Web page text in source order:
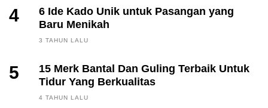
4
6 Ide Kado Unik untuk Pasangan yang
Baru Menikah
3 TAHUN LALU
5
15 Merk Bantal Dan Guling Terbaik Untuk
Tidur Yang Berkualitas
4 TAHUN LALU